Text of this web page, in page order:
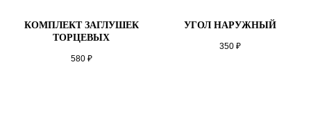
КОМПЛЕКТ ЗАГЛУШЕК
ТОРЦЕВЫХ
580 ₽
УГОЛ НАРУЖНЫЙ
350 ₽